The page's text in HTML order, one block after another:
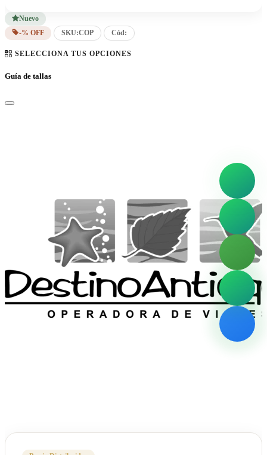
Nuevo
-% OFF
SKU:COP Cód:
SELECCIONA TUS OPCIONES
Guía de tallas